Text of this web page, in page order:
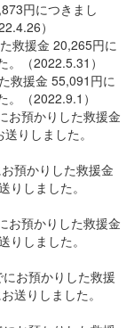
円につきまし
）
救援金 20,265円に
（2022.5.31）
救援金 55,091円に
（2022.9.1）
お預かりした救援金
りしました。
預かりした救援金
しました。
お預かりした救援金
しました。
お預かりした救援
送りしました。